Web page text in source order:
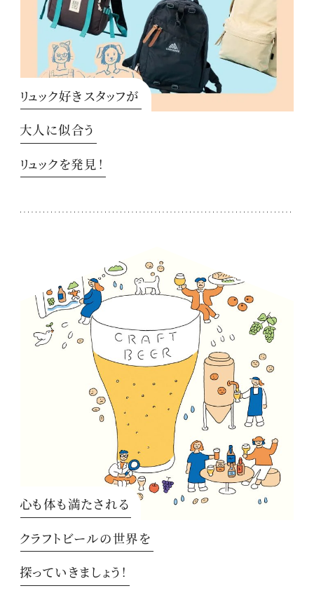
リュック好きスタッフが
大人に似合う
リュックを発見！
心も体も満たされる
クラフトビールの世界を
探っていきましょう！